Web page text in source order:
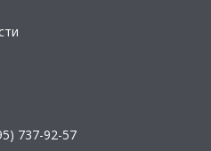
737-92-57